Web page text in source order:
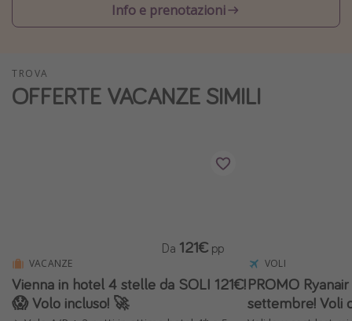
Vacanze estate 2026
Vacanze con bambini
Festività del 2026
Città più visitate
Info e prenotazioni
TROVA
OFFERTE VACANZE SIMILI
VACANZE
Vienna in hotel 4 stelle da SOLI 121€!
😱 Volo incluso! 🚀
Da 121€ pp
VOLI
PROMO
settembre! Voli